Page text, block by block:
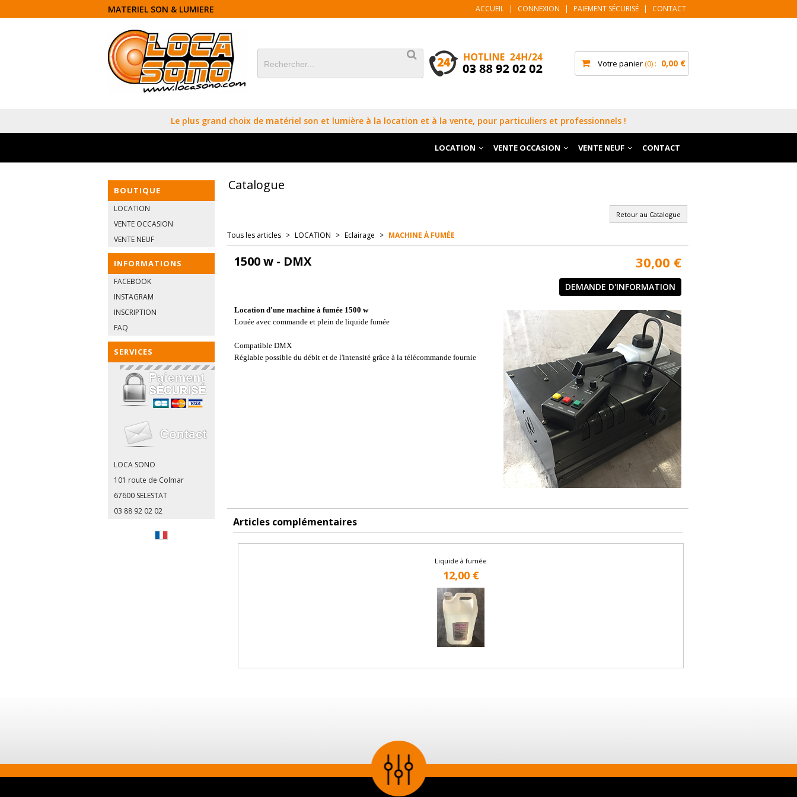
MATERIEL SON & LUMIERE ACCUEIL | CONNEXION | PAIEMENT SÉCURISÉ | CONTACT
Votre panier 0 0,00 €
Le plus grand choix de matériel son et lumière à la location et à la vente, pour particuliers et professionnels !
LOCATION VENTE OCCASION VENTE NEUF CONTACT
BOUTIQUE
LOCATION
VENTE OCCASION
VENTE NEUF
INFORMATIONS
FACEBOOK
INSTAGRAM
INSCRIPTION
FAQ
SERVICES
LOCA SONO
101 route de Colmar
67600 SELESTAT
03 88 92 02 02
Catalogue
Retour au Catalogue
Tous les articles > LOCATION > Eclairage > MACHINE À FUMÉE
1500 w - DMX 30,00 €
DEMANDE D'INFORMATION
Location d'une machine à fumée 1500 w
Louée avec commande et plein de liquide fumée
Compatible DMX
Réglable possible du débit et de l'intensité grâce à la télécommande fournie
Articles complémentaires
Liquide à fumée
12,00 €